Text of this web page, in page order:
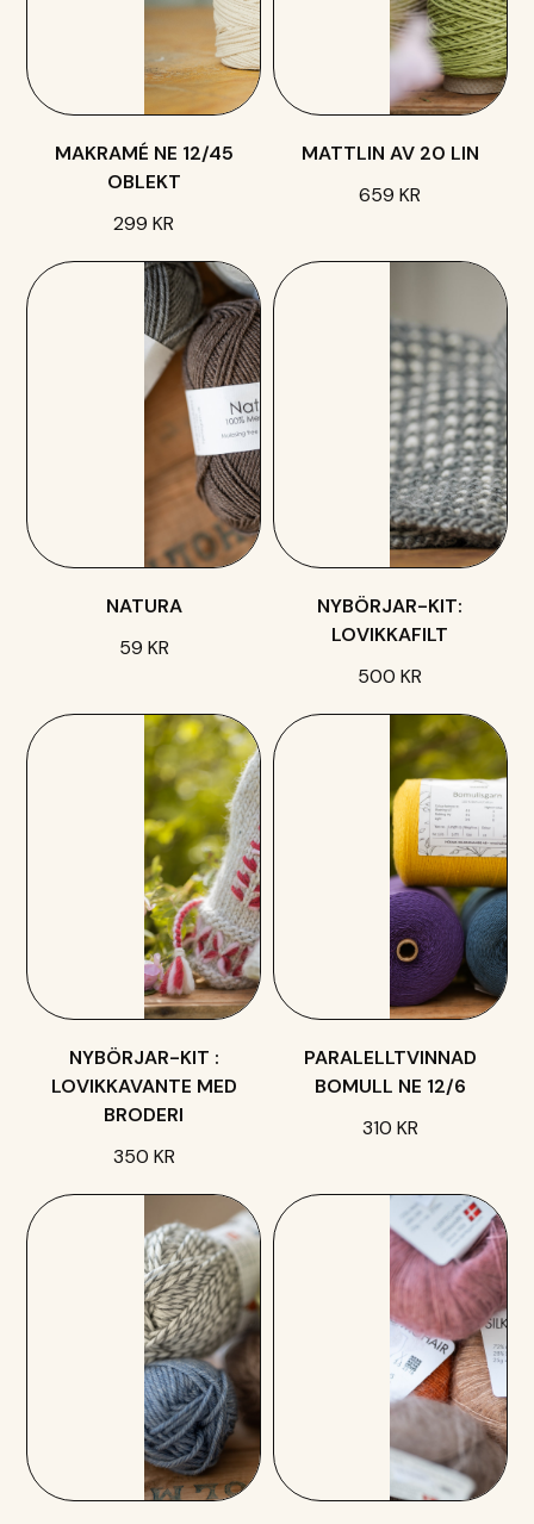
MAKRAMÉ NE 12/45
OBLEKT
299 KR
MATTLIN AV 20 LIN
659 KR
NATURA
59 KR
NYBÖRJAR-KIT:
LOVIKKAFILT
500 KR
NYBÖRJAR-KIT :
LOVIKKAVANTE MED
BRODERI
350 KR
PARALELLTVINNAD
BOMULL NE 12/6
310 KR